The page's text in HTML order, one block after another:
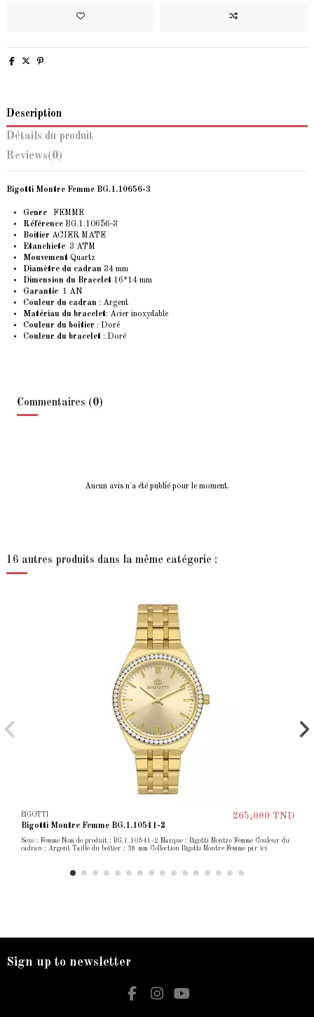
Description
Détails du produit
Reviews(0)
Bigotti Montre Femme BG.1.10656-3
Genre FEMME
Référence BG.1.10656-3
Boitier ACIER MATE
Etanchiete 3 ATM
Mouvement Quartz
Diamètre du cadran 34 mm
Dimension du Bracelet 16*14 mm
Garantie 1 AN
Couleur du cadran : Argent
Matériau du bracelet: Acier inoxydable
Couleur du boîtier : Doré
Couleur du bracelet : Doré
Commentaires (0)
Aucun avis n'a été publié pour le moment.
16 autres produits dans la même catégorie :
BIGOTTI
Bigotti Montre Femme BG.1.10541-2
265,000 TND
Sexe : Femme Nom de produit : BG.1.10541-2 Marque : Bigotti Montre Femme Couleur du
cadran : Argent Taille du boîtier : 38 mm Collection Bigotti Montre Femme par ici
Sign up to newsletter